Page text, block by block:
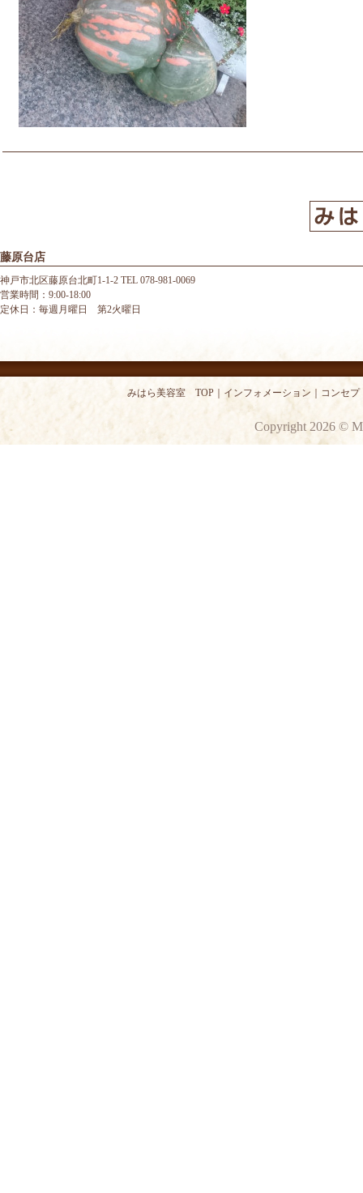
藤原台店
神戸市北区藤原台北町1-1-2 TEL 078-981-0069
営業時間：9:00-18:00
定休日：毎週月曜日 第2火曜日
みはら美容室 TOP インフォメーション コンセプ
Copyright 2026 ©